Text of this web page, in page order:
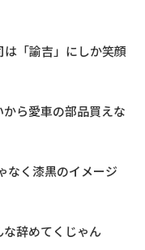
「諭吉」にしか笑顔
ら愛車の部品買えな
なく漆黒のイメージ
辞めてくじゃん